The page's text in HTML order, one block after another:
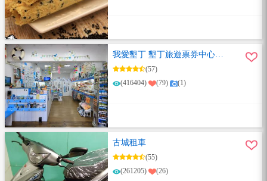
我愛墾丁 墾丁旅遊票券中心
恆春總店(57)
(416404)
(79) (1)
古城租車
(55)
(261205)
(26)